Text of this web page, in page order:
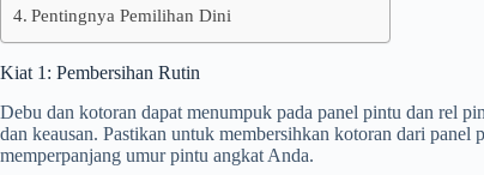
Pentingnya Pemilihan Dini
Kiat 1: Pembersihan Rutin
Debu dan kotoran dapat menumpuk pada panel pintu dan rel
dan keausan. Pastikan untuk membersihkan kotoran dari panel
memperpanjang umur pintu angkat Anda.